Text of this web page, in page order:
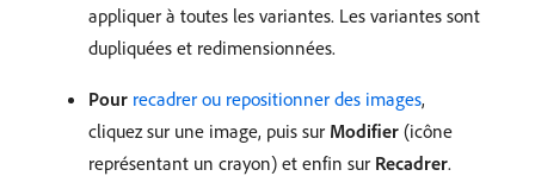
appliquer à toutes les variantes. Les variantes sont
dupliquées et redimensionnées.
Pour recadrer ou repositionner des images,
cliquez sur une image, puis sur Modifier (icône
représentant un crayon) et enfin sur Recadrer.